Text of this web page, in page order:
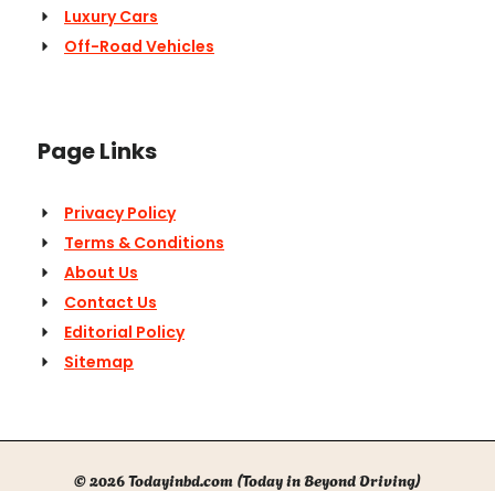
Luxury Cars
Off-Road Vehicles
Page Links
Privacy Policy
Terms & Conditions
About Us
Contact Us
Editorial Policy
Sitemap
© 2026 Todayinbd.com (Today in Beyond Driving)